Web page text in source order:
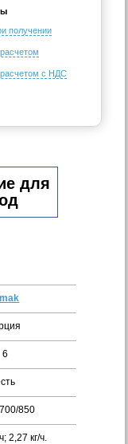
получении
с НДС
для
6
850
2,27 кг/ч.